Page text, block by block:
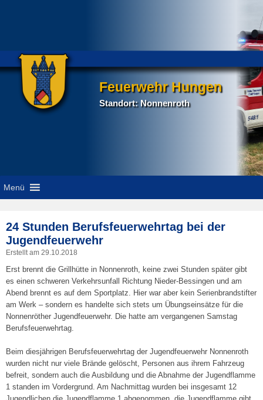
Feuerwehr Hungen
Standort: Nonnenroth
Menü
24 Stunden Berufsfeuerwehrtag bei der
Jugendfeuerwehr
Erstellt am 29.10.2018
Erst brennt die Grillhütte in Nonnenroth, keine zwei Stunden später gibt
es einen schweren Verkehrsunfall Richtung Nieder-Bessingen und am
Abend brennt es auf dem Sportplatz. Hier war aber kein Serienbrandstifter
am Werk – sondern es handelte sich stets um Übungseinsätze für die
Nonnenröther Jugendfeuerwehr. Die hatte am vergangenen Samstag
Berufsfeuerwehrtag.
Beim diesjährigen Berufsfeuerwehrtag der Jugendfeuerwehr Nonnenroth
wurden nicht nur viele Brände gelöscht, Personen aus ihrem Fahrzeug
befreit, sondern auch die Ausbildung und die Abnahme der Jugendflamme
1 standen im Vordergrund. Am Nachmittag wurden bei insgesamt 12